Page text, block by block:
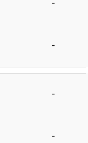
-
-
-
-